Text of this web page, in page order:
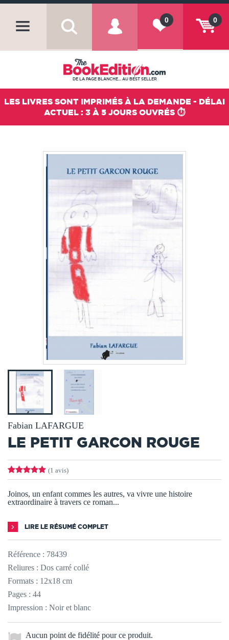
0
0
DE LA PAGE BLANCHE... AU BEST SELLER
LES LIVRES SONT IMPRIMÉS À LA DEMANDE - DÉLAI
ACTUEL : 3 À 5 JOURS OUVRÉS ⏱️
Fabian LAFARGUE
LE PETIT GARCON ROUGE
(1 avis)
Joinos, un enfant commes les autres, va vivre une histoire
extraordinaire à travers ce roman...
LIRE LE RÉSUMÉ COMPLET
Référence : 78439
Reliures : Dos carré collé
Formats : 12x18 cm
Pages : 44
Impression : Noir et blanc
Aucun point de fidélité pour ce produit.